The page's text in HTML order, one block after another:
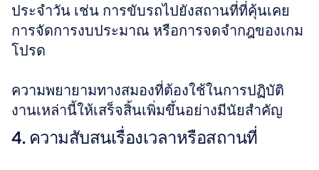
ประจำวัน เช่น การขับรถไปยังสถานที่ที่คุ้นเคย
การจัดการงบประมาณ หรือการจดจำกฎของเกม
โปรด
ความพยายามทางสมองที่ต้องใช้ในการปฏิบัติ
งานเหล่านี้ให้เสร็จสิ้นเพิ่มขึ้นอย่างมีนัยสำคัญ
4. ความสับสนเรื่องเวลาหรือสถานที่